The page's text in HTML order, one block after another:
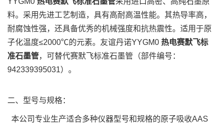
料。采用先进工艺制造，具有高耐高温性能。其热导率高，
耐腐蚀性强，还具备优秀的机械强度和抗热震性。适用于原
子化温度≤2000℃的元素。友谊丹诺YYGM0 热电赛默飞标
准石墨管，可替代赛默飞标准石墨管（部件编号：
942339395031）。
二、型号与规格：
本公司专业生产适合多种仪器型号和规格的原子吸收AAS